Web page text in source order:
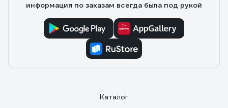
информация по заказам всегда была под рукой
Каталог